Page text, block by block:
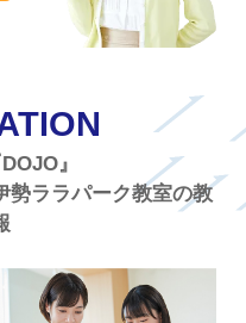
』
勢ララパーク教室の教